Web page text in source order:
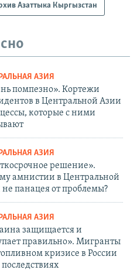
Азаттыка Кыргызстан
АЗИЯ
помпезно». Кортежи
в Центральной Азии
которые с ними
АЗИЯ
решение».
амнистии в Центральной
панацея от проблемы?
АЗИЯ
защищается и
правильно». Мигранты
кризисе в России
последствиях